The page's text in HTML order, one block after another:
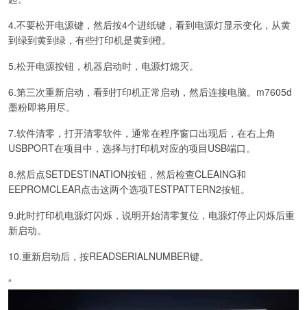
4.不要松开电源键，然后按4个进纸键，看到电源灯显示变化，从黄
到绿到黄到绿，有些打印机是黄到橙。
5.松开电源按钮，机器启动时，电源灯熄灭。
6.第三次重新启动，看到打印机正常启动，然后连接电脑。m7605d
墨粉即将用尽。
7.软件清零，打开清零软件，通常在程序窗口出现后，在右上角
USBPORT在项目中，选择与打印机对应的项目USB端口。
8.然后点SETDESTINATION按钮，然后检查CLEAING和
EEPROMCLEAR点击这两个选项TESTPATTERN2按钮。
9.此时打印机电源灯闪烁，说明开始清零复位，电源灯停止闪烁后重
新启动。
10.重新启动后，按READSERIALNUMBER键。
“